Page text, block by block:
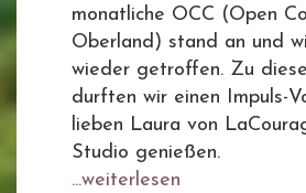
monatliche OCC (Open
Oberland) stand an und
wieder getroffen. Zu
durften wir einen Impuls-
lieben Laura von
Studio genießen.
...weiterlesen